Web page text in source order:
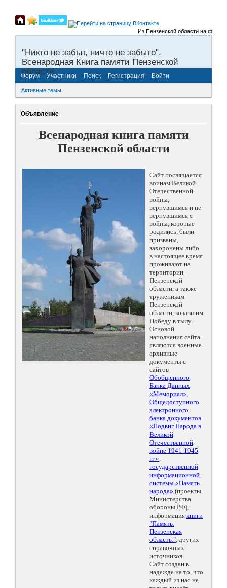
Из Пензенской области на
"Никто не забыт, ничто не забыто".
Всенародная Книга памяти Пензенской
области.
Форум Участники Поиск Регистрация Войти
Активные темы
Объявление
Всенародная книга памяти
Пензенской области
Сайт посвящается
воинам Великой
Отечественной
войны,
вернувшимся и не
вернувшимся с
войны, которые
родились, были
призваны,
захоронены либо
в настоящее время
проживают на
территории
Пензенской
области, а также
труженикам
Пензенской
области, ковавшим
Победу в тылу.
Основой
наполнения сайта
являются военные
архивные
документы с
сайтов
Обобщенного
Банка Данных
«Мемориал»,
Общедоступного
электронного
банка документов
«Подвиг Народа в
Великой
Отечественной
войне 1941-1945
гг.»,
государственной
информационной
системы «Память
народа» (проекты
Министерства
обороны РФ),
информация книги
"Память.
Пензенская
область.", других
справочных
источников.
Сайт создан в
надежде на то, что
каждый из нас не